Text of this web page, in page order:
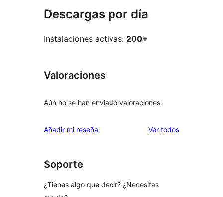
Descargas por día
Instalaciones activas: 200+
Valoraciones
Aún no se han enviado valoraciones.
Añadir mi reseña Ver todoslos
Soporte
¿Tienes algo que decir? ¿Necesitas